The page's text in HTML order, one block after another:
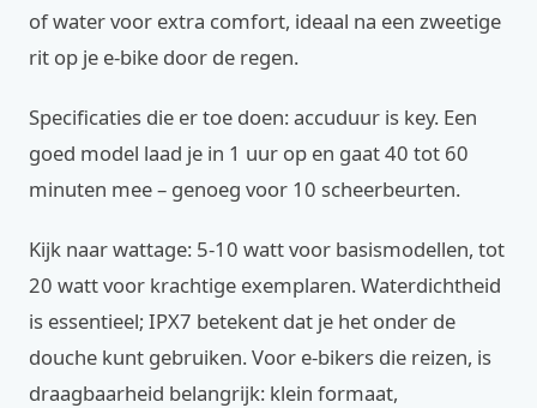
of water voor extra comfort, ideaal na een zweetige
rit op je e-bike door de regen.
Specificaties die er toe doen: accuduur is key. Een
goed model laad je in 1 uur op en gaat 40 tot 60
minuten mee – genoeg voor 10 scheerbeurten.
Kijk naar wattage: 5-10 watt voor basismodellen, tot
20 watt voor krachtige exemplaren. Waterdichtheid
is essentieel; IPX7 betekent dat je het onder de
douche kunt gebruiken. Voor e-bikers die reizen, is
draagbaarheid belangrijk: klein formaat,